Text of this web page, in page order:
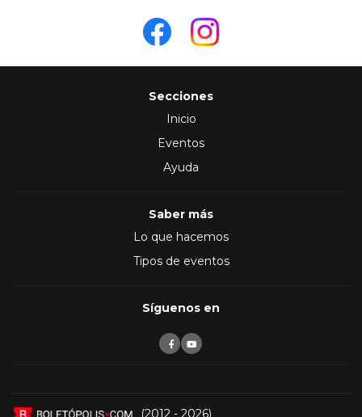
Secciones
Inicio
Eventos
Ayuda
Saber más
Lo que hacemos
Tipos de eventos
Síguenos en